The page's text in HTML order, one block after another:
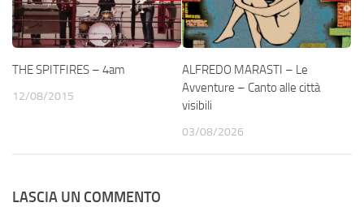
THE SPITFIRES – 4am
12/08/2015
ALFREDO MARASTI – Le
Avventure – Canto alle città
visibili
03/08/2026
LASCIA UN COMMENTO